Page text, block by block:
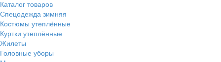
Каталог товаров
Спецодежда зимняя
Костюмы утеплённые
Куртки утеплённые
Жилеты
Головные уборы